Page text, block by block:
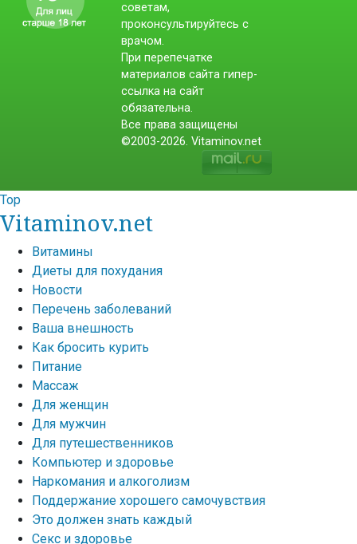
советам,
проконсультируйтесь с
врачом.
При перепечатке
материалов сайта гипер-
ссылка на сайт
обязательна.
Все права защищены
©2003-2026. Vitaminov.net
Top
Vitaminov.net
Витамины
Диеты для похудания
Новости
Перечень заболеваний
Ваша внешность
Как бросить курить
Питание
Массаж
Для женщин
Для мужчин
Для путешественников
Компьютер и здоровье
Наркомания и алкоголизм
Поддержание хорошего самочувствия
Это должен знать каждый
Секс и здоровье